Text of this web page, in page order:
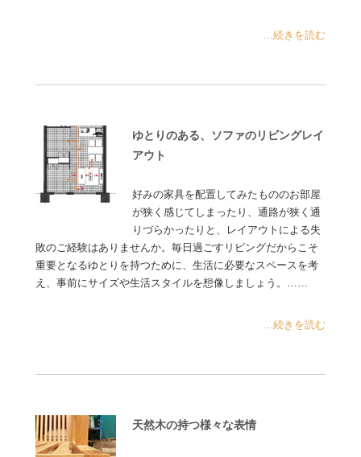
...続きを読む
ゆとりのある、ソファのリビングレイ
アウト
好みの家具を配置してみたもののお部屋
が狭く感じてしまったり、通路が狭く通
りづらかったりと、レイアウトによる失
敗のご経験はありませんか。毎日過ごすリビングだからこそ
重要となるゆとりを持つために、生活に必要なスペースを考
え、事前にサイズや生活スタイルを想像しましょう。……
...続きを読む
天然木の持つ様々な表情